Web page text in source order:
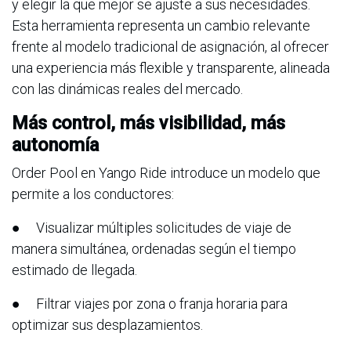
y elegir la que mejor se ajuste a sus necesidades.
Esta herramienta representa un cambio relevante
frente al modelo tradicional de asignación, al ofrecer
una experiencia más flexible y transparente, alineada
con las dinámicas reales del mercado.
Más control, más visibilidad, más
autonomía
Order Pool en Yango Ride introduce un modelo que
permite a los conductores:
● Visualizar múltiples solicitudes de viaje de
manera simultánea, ordenadas según el tiempo
estimado de llegada.
● Filtrar viajes por zona o franja horaria para
optimizar sus desplazamientos.